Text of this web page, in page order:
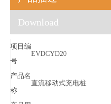
Download
项目编
号
EVDCYD20
产品名
称
直流移动式充电桩